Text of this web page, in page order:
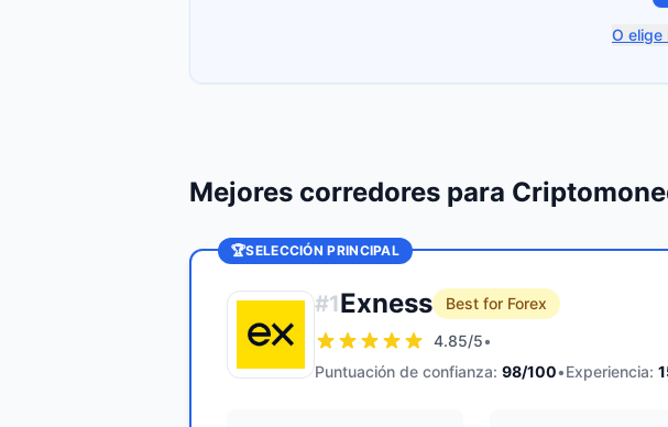
O elige
Mejores corredores para
🏆SELECCIÓN PRINCIPAL
#1Exness
Best for Forex
4.85/5•
Puntuación de confianza: 98/100•Experiencia: